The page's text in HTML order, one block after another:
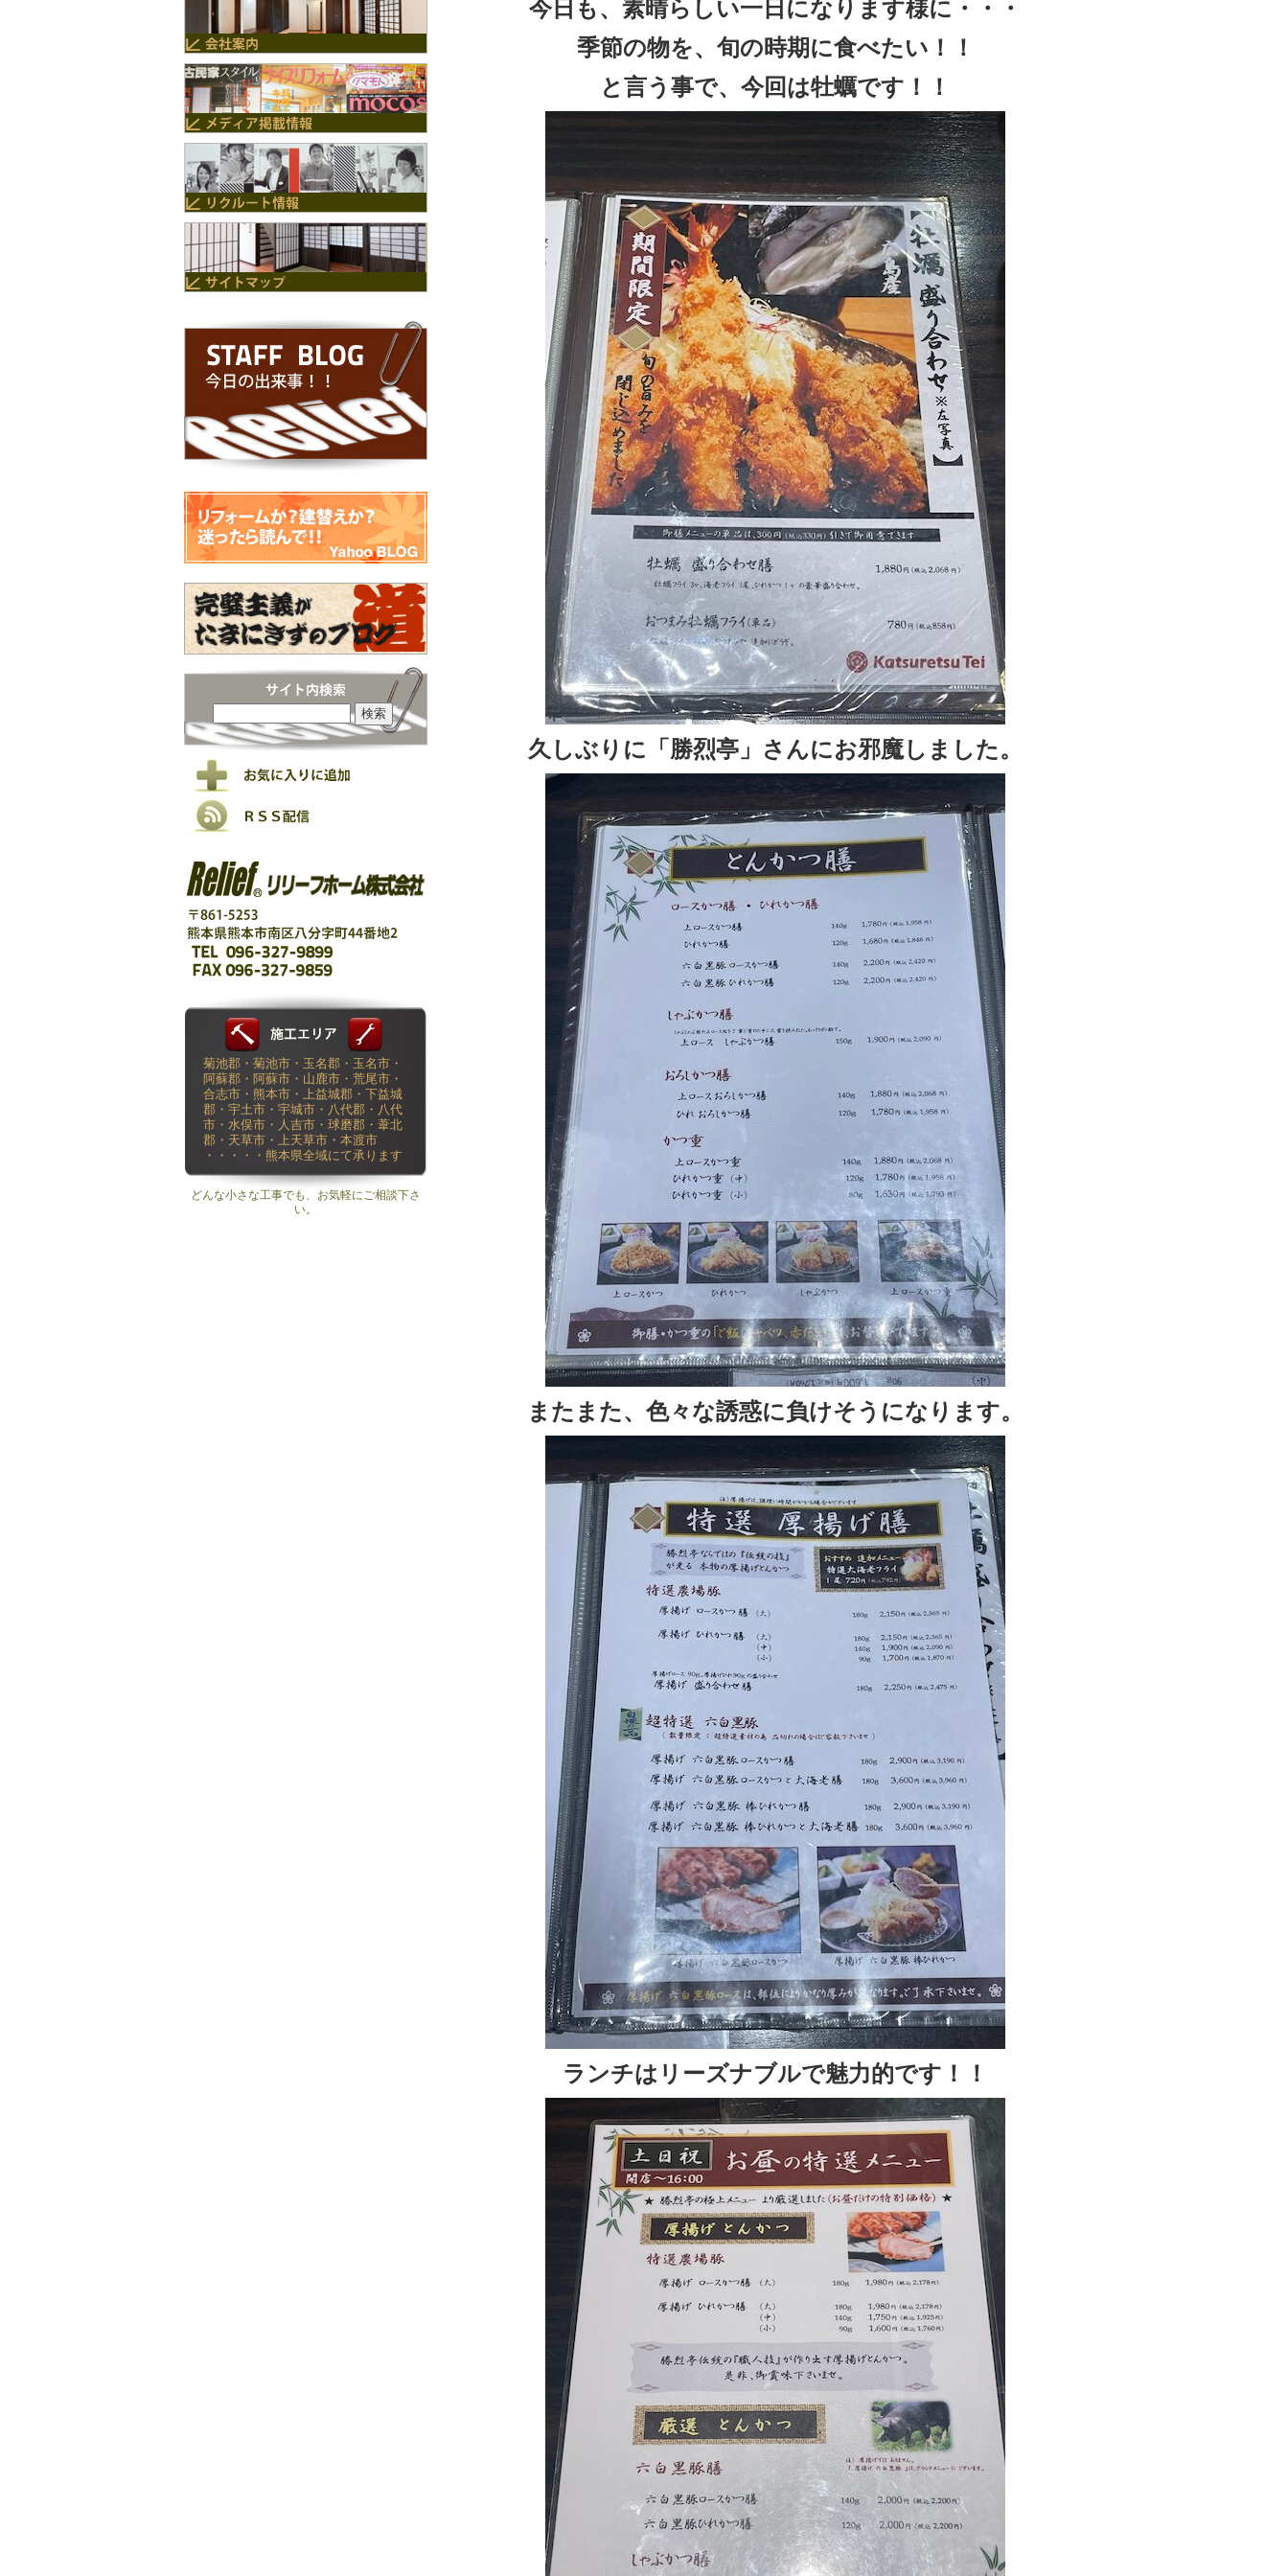
今日も、素晴らしい一日になります様に・・・
季節の物を、旬の時期に食べたい！！
と言う事で、今回は牡蠣です！！
久しぶりに「勝烈亭」さんにお邪魔しました。
またまた、色々な誘惑に負けそうになります。
ランチはリーズナブルで魅力的です！！
菊池郡・菊池市・玉名郡・玉名市・
阿蘇郡・阿蘇市・山鹿市・荒尾市・
合志市・熊本市・上益城郡・下益城
郡・宇土市・宇城市・八代郡・八代
市・水俣市・人吉市・球磨郡・葦北
郡・天草市・上天草市・本渡市
・・・・・熊本県全域にて承ります
どんな小さな工事でも、お気軽にご相談下さ
い。